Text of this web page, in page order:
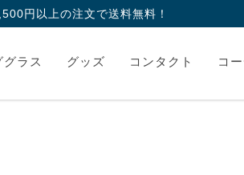
円以上の注文で送料無料！
グラス グッズ コンタクト コ